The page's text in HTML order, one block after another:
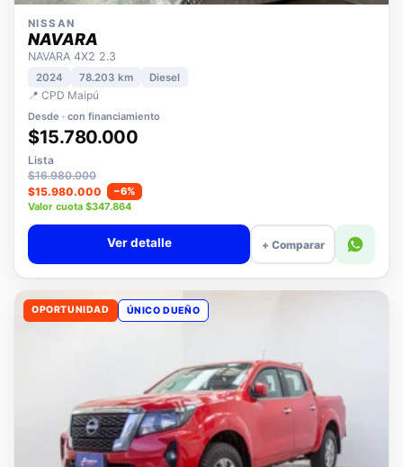
NISSAN
NAVARA
NAVARA 4X2 2.3
2024 78.203 km
📍 CPD Maipú
Desde · con financiamiento
$15.780.000
Lista
$16.980.000
$15.980.000
−6%
Valor cuota $347.864
+ Comparar
OPORTUNIDAD